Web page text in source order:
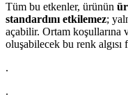
Tüm bu etkenler, ürünün
standardını etkilemez;
açabilir. Ortam koşullarına
oluşabilecek bu renk algısı
.
.